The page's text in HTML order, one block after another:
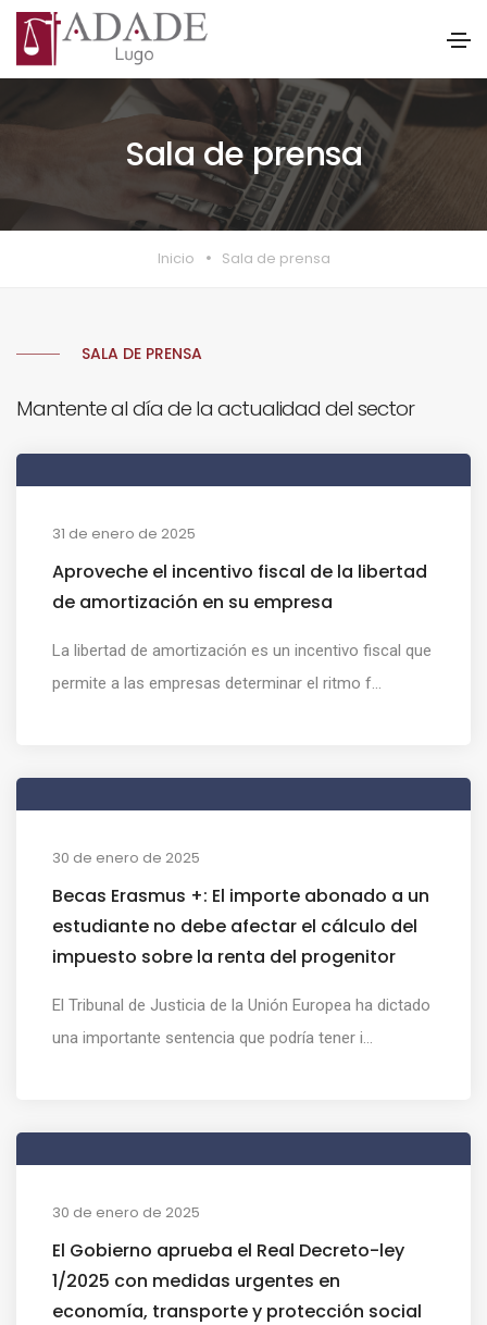
Sala de prensa
Inicio Sala de prensa
SALA DE PRENSA
Mantente al día de la actualidad del sector
31 de enero de 2025
Aproveche el incentivo fiscal de la libertad
de amortización en su empresa
La libertad de amortización es un incentivo fiscal que
permite a las empresas determinar el ritmo f...
30 de enero de 2025
Becas Erasmus +: El importe abonado a un
estudiante no debe afectar el cálculo del
impuesto sobre la renta del progenitor
El Tribunal de Justicia de la Unión Europea ha dictado
una importante sentencia que podría tener i...
30 de enero de 2025
El Gobierno aprueba el Real Decreto-ley
1/2025 con medidas urgentes en
economía, transporte y protección social